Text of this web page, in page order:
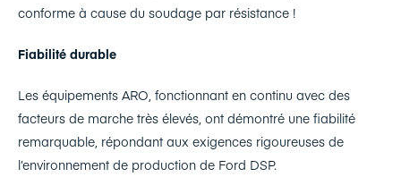
conforme à cause du soudage par résistance !
Fiabilité durable
Les équipements ARO, fonctionnant en continu avec des
facteurs de marche très élevés, ont démontré une fiabilité
remarquable, répondant aux exigences rigoureuses de
l’environnement de production de Ford DSP.